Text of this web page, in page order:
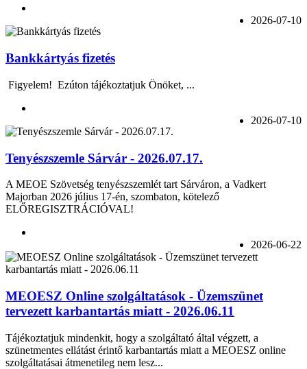
2026-07-10
Bankkártyás fizetés
Figyelem! Ezúton tájékoztatjuk Önöket, ...
2026-07-10
Tenyészszemle Sárvár - 2026.07.17.
A MEOE Szövetség tenyészszemlét tart Sárváron, a Vadkert
Majorban 2026 július 17-én, szombaton, kötelező
ELŐREGISZTRÁCIÓVAL!
2026-06-22
MEOESZ Online szolgáltatások - Üzemszünet
tervezett karbantartás miatt - 2026.06.11
Tájékoztatjuk mindenkit, hogy a szolgáltató által végzett, a
szünetmentes ellátást érintő karbantartás miatt a MEOESZ online
szolgáltatásai átmenetileg nem lesz...